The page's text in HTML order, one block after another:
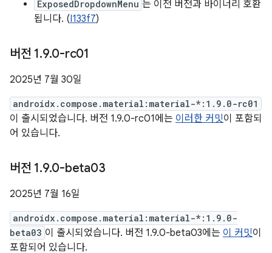
ExposedDropdownMenu 는 이전 버전과 바이너리 호환
됩니다. (I133f7)
버전 1.9.0-rc01
2025년 7월 30일
androidx.compose.material:material-*:1.9.0-rc01
이 출시되었습니다. 버전 1.9.0-rc01에는 이러한 커밋이 포함되
어 있습니다.
버전 1.9.0-beta03
2025년 7월 16일
androidx.compose.material:material-*:1.9.0-
beta03 이 출시되었습니다. 버전 1.9.0-beta03에는 이 커밋이
포함되어 있습니다.